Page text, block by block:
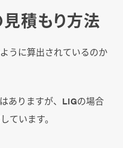
積もり方法
うに算出されているのか
ありますが、LIGの場合
ています。